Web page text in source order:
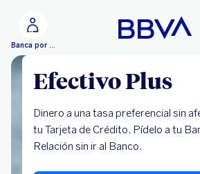
Banca por Internet
Efectivo Plus
Dinero a una tasa preferencial sin
tu Tarjeta de Crédito. Pídelo a tu
Relación sin ir al Banco.